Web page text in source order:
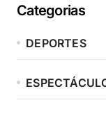
Categorias
DEPORTES